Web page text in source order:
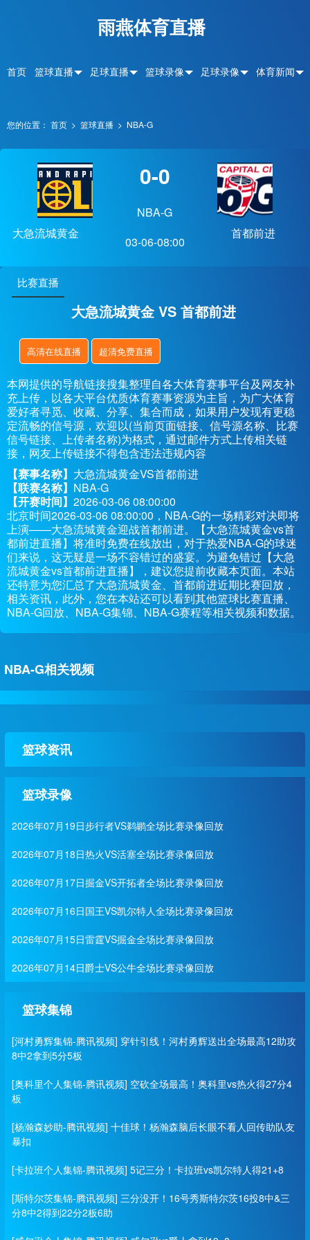
雨燕体育直播
首页 篮球直播 足球直播 篮球录像 足球录像 体育新闻
您的位置： 首页 > 篮球直播 > NBA-G
大急流城黄金
0-0
NBA-G
03-06-08:00
首都前进
比赛直播
大急流城黄金 VS 首都前进
高清在线直播 超清免费直播
本网提供的导航链接搜集整理自各大体育赛事平台及网友补
充上传，以各大平台优质体育赛事资源为主旨，为广大体育
爱好者寻觅、收藏、分享、集合而成，如果用户发现有更稳
定流畅的信号源，欢迎以(当前页面链接、信号源名称、比赛
信号链接、上传者名称)为格式，通过邮件方式上传相关链
接，网友上传链接不得包含违法违规内容
【赛事名称】 大急流城黄金VS首都前进
【联赛名称】 NBA-G
【开赛时间】 2026-03-06 08:00:00
北京时间2026-03-06 08:00:00，NBA-G的一场精彩对决即将
上演——大急流城黄金迎战首都前进。【大急流城黄金vs首
都前进直播】将准时免费在线放出，对于热爱NBA-G的球迷
们来说，这无疑是一场不容错过的盛宴。为避免错过【大急
流城黄金vs首都前进直播】，建议您提前收藏本页面。本站
还特意为您汇总了大急流城黄金、首都前进近期比赛回放，
相关资讯，此外，您在本站还可以看到其他篮球比赛直播、
NBA-G回放、NBA-G集锦、NBA-G赛程等相关视频和数据。
NBA-G相关视频
篮球资讯
篮球录像
2026年07月19日步行者VS鹈鹕全场比赛录像回放
2026年07月18日热火VS活塞全场比赛录像回放
2026年07月17日掘金VS开拓者全场比赛录像回放
2026年07月16日国王VS凯尔特人全场比赛录像回放
2026年07月15日雷霆VS掘金全场比赛录像回放
2026年07月14日爵士VS公牛全场比赛录像回放
篮球集锦
[河村勇辉集锦-腾讯视频] 穿针引线！河村勇辉送出全场最高12助攻
8中2拿到5分5板
[奥科里个人集锦-腾讯视频] 空砍全场最高！奥科里vs热火得27分4
板
[杨瀚森妙助-腾讯视频] 十佳球！杨瀚森脑后长眼不看人回传助队友
暴扣
[卡拉班个人集锦-腾讯视频] 5记三分！卡拉班vs凯尔特人得21+8
[斯特尔茨集锦-腾讯视频] 三分没开！16号秀斯特尔茨16投8中&三
分8中2得到22分2板6助